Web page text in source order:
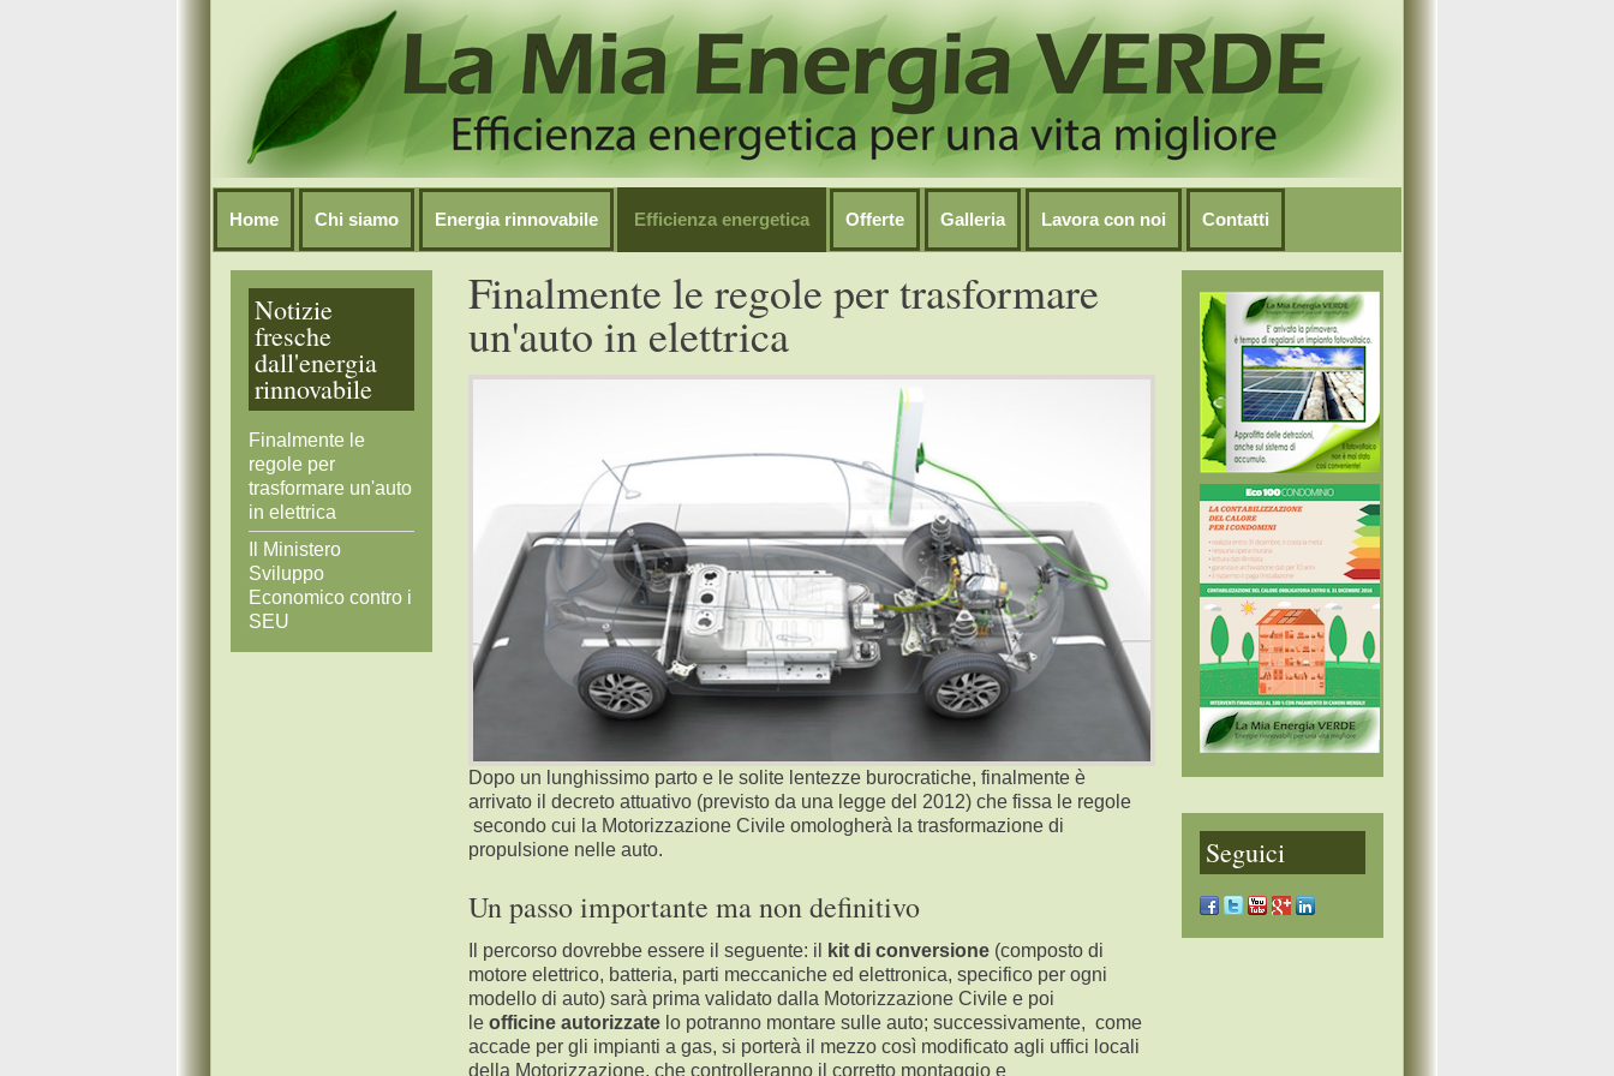
Home Chi siamo Energia rinnovabile Efficienza energetica Offerte Galleria Lavora con noi Contatti
Finalmente le regole per trasformare
un'auto in elettrica
Dopo un lunghissimo parto e le solite lentezze burocratiche, finalmente è
arrivato il decreto attuativo (previsto da una legge del 2012) che fissa le regole
secondo cui la Motorizzazione Civile omologherà la trasformazione di
propulsione nelle auto.
Un passo importante ma non definitivo
Il percorso dovrebbe essere il seguente: il kit di conversione (composto di
motore elettrico, batteria, parti meccaniche ed elettronica, specifico per ogni
modello di auto) sarà prima validato dalla Motorizzazione Civile e poi
le officine autorizzate lo potranno montare sulle auto; successivamente, come
accade per gli impianti a gas, si porterà il mezzo così modificato agli uffici locali
della Motorizzazione, che controlleranno il corretto montaggio e
Notizie
fresche
dall'energia
rinnovabile
Finalmente le
regole per
trasformare un'auto
in elettrica
Il Ministero
Sviluppo
Economico contro i
SEU
Seguici